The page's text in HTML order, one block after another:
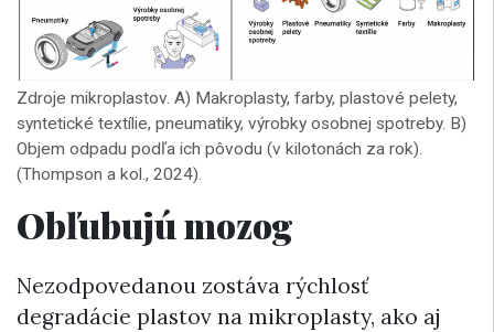
Zdroje mikroplastov. A) Makroplasty, farby, plastové pelety,
syntetické textílie, pneumatiky, výrobky osobnej spotreby. B)
Objem odpadu podľa ich pôvodu (v kilotonách za rok).
(Thompson a kol., 2024).
Obľubujú mozog
Nezodpovedanou zostáva rýchlosť
degradácie plastov na mikroplasty, ako aj